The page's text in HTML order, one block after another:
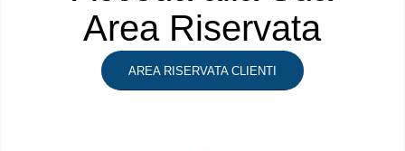
Area Riservata
AREA RISERVATA CLIENTI